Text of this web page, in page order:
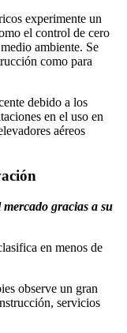
experimente un
el control de cero
ambiente. Se
como para
debido a los
en el uso en
aéreos
mercado gracias a su
en menos de
observe un gran
servicios